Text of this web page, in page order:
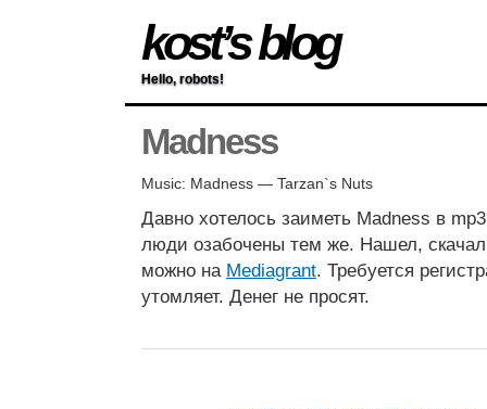
kost’s blog
Hello, robots!
Madness
Music: Madness — Tarzan`s Nuts
Давно хотелось заиметь Madness в
люди озабочены тем же. Нашел,
можно на Mediagrant. Требуется
утомляет. Денег не просят.